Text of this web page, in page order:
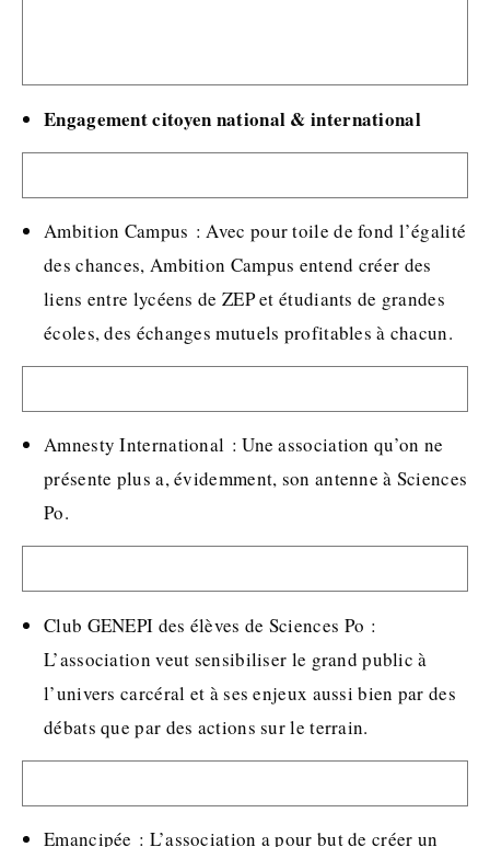
Engagement citoyen national & international
Ambition Campus : Avec pour toile de fond l’égalité
des chances, Ambition Campus entend créer des
liens entre lycéens de ZEP et étudiants de grandes
écoles, des échanges mutuels profitables à chacun.
Amnesty International : Une association qu’on ne
présente plus a, évidemment, son antenne à Sciences
Po.
Club GENEPI des élèves de Sciences Po :
L’association veut sensibiliser le grand public à
l’univers carcéral et à ses enjeux aussi bien par des
débats que par des actions sur le terrain.
Emancipée : L’association a pour but de créer un